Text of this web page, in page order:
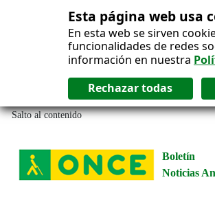
Esta página web usa
En esta web se sirven
funcionalidades de redes
información en nuestra
Salto al contenido
Boletín
Noticias